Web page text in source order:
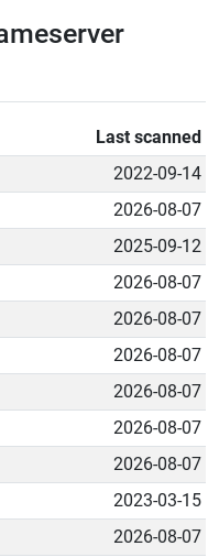
Last scanned
2022-09-14
2026-08-07
2025-09-12
2026-08-07
2026-08-07
2026-08-07
2026-08-07
2026-08-07
2026-08-07
2023-03-15
2026-08-07